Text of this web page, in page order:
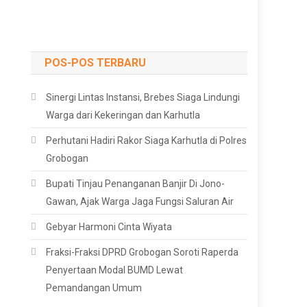
POS-POS TERBARU
Sinergi Lintas Instansi, Brebes Siaga Lindungi
Warga dari Kekeringan dan Karhutla
Perhutani Hadiri Rakor Siaga Karhutla di Polres
Grobogan
Bupati Tinjau Penanganan Banjir Di Jono-
Gawan, Ajak Warga Jaga Fungsi Saluran Air
Gebyar Harmoni Cinta Wiyata
Fraksi-Fraksi DPRD Grobogan Soroti Raperda
Penyertaan Modal BUMD Lewat
Pemandangan Umum